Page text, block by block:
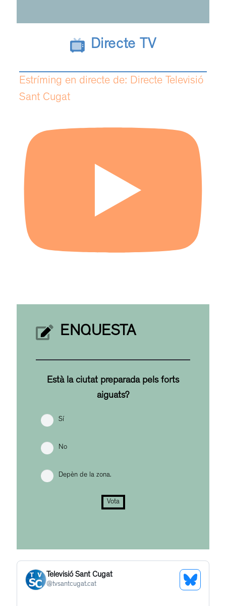
Directe TV
Estríming en directe de: Directe Televisió
Sant Cugat
ENQUESTA
Està la ciutat preparada pels forts
aiguats?
Sí
No
Depèn de la zona.
Vota
Televisió Sant Cugat
@tvsantcugat.cat
See